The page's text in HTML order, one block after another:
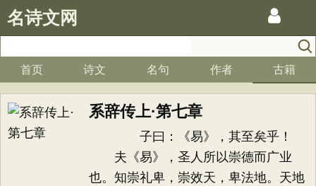
名诗文网
首页 诗文 名句 作者 古籍
系辞传上·第七章
子曰：《易》，其至矣乎！
夫《易》，圣人所以崇德而广业
也。知崇礼卑，崇效天，卑法地。天地